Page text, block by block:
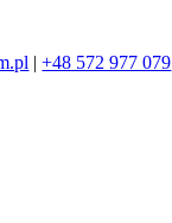
|+48 572 977 079